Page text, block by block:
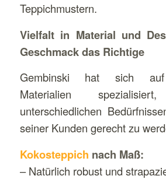
Teppichmustern.
Vielfalt in Material und
Geschmack das Richtige
Gembinski hat sich auf
Materialien
unterschiedlichen
seiner Kunden gerecht zu
Kokosteppich nach Maß:
– Natürlich robust und